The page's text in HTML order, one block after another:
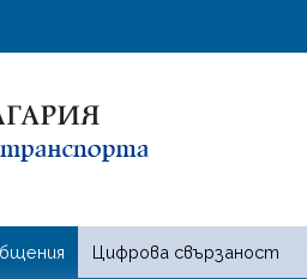
Цифрова свързаност